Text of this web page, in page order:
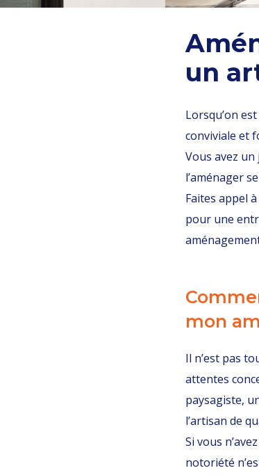
un
Lorsqu’on
conviviale et
Vous avez
l’aménager
Faites appel
pour une
mon
Il n’est pas
attentes
paysagiste,
l’artisan de
Si vous
notoriété